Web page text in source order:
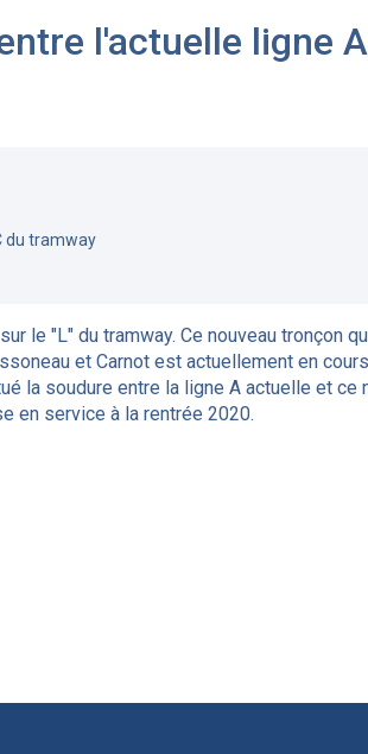
l'actuelle ligne
du tramway
le "L" du tramway. Ce nouveau tronçon
et Carnot est actuellement en
la soudure entre la ligne A actuelle et ce
en service à la rentrée 2020.